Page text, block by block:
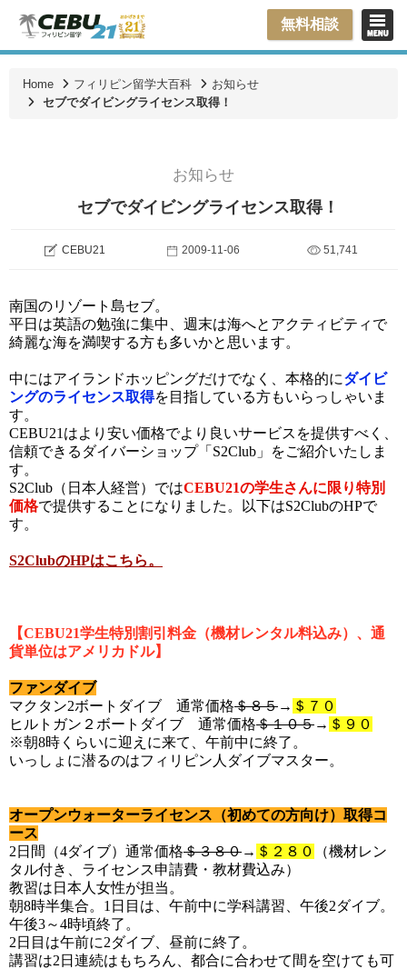
無料相談
Home フィリピン留学大百科
お知らせ
セブでダイビングライセンス取得！
お知らせ
セブでダイビングライセンス取得！
CEBU21 2009-11-06 51,741
南国のリゾート島セブ。
平日は英語の勉強に集中、週末は海へとアクティビティで
綺麗な海を満喫する方も多いかと思います。
中にはアイランドホッピングだけでなく、本格的にダイビ
ングのライセンス取得を目指している方もいらっしゃいま
す。
CEBU21はより安い価格でより良いサービスを提供すべく、
信頼できるダイバーショップ「 S2Club 」をご紹介いたしま
す。
S2Club（日本人経営）ではCEBU21の学生さんに限り特別
価格で提供することになりました。以下はS2ClubのHPで
す。
S2ClubのHPはこちら。
【CEBU21学生特別割引料金（機材レンタル料込み）、通
貨単位はアメリカドル】
ファンダイブ
マクタン2ボートダイブ 通常価格＄８５→ ＄７０
ヒルトガン２ボートダイブ 通常価格＄１０５→ ＄９０
※朝8時くらいに迎えに来て、午前中に終了。
いっしょに潜るのはフィリピン人ダイブマスター。
オープンウォーターライセンス（初めての方向け）取得コ
ース
2日間（4ダイブ）通常価格＄３８０→ ＄２８０
（機材レン
タル付き
、ライセンス申請費・教材費込み）
教習は日本人女性が担当。
朝8時半集合。1日目は、午前中に学科講習、午後2ダイブ。
午後3～4時頃終了。
2日目は午前に2ダイブ、昼前に終了。
講習は2日連続はもちろん、都合に合わせて間を空けても可